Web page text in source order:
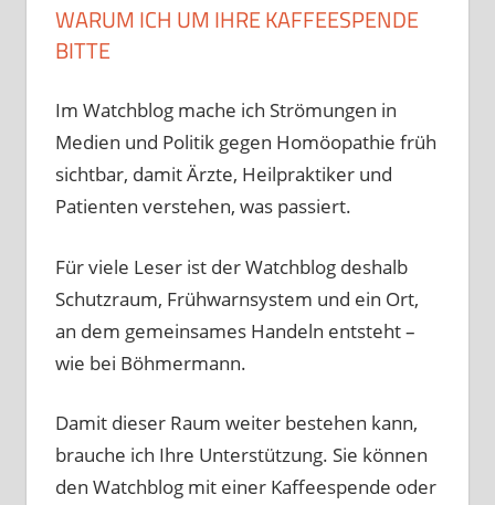
WARUM ICH UM IHRE KAFFEESPENDE
BITTE
Im Watchblog mache ich Strömungen in
Medien und Politik gegen Homöopathie früh
sichtbar, damit Ärzte, Heilpraktiker und
Patienten verstehen, was passiert.
Für viele Leser ist der Watchblog deshalb
Schutzraum, Frühwarnsystem und ein Ort,
an dem gemeinsames Handeln entsteht –
wie bei Böhmermann.
Damit dieser Raum weiter bestehen kann,
brauche ich Ihre Unterstützung. Sie können
den Watchblog mit einer Kaffeespende oder